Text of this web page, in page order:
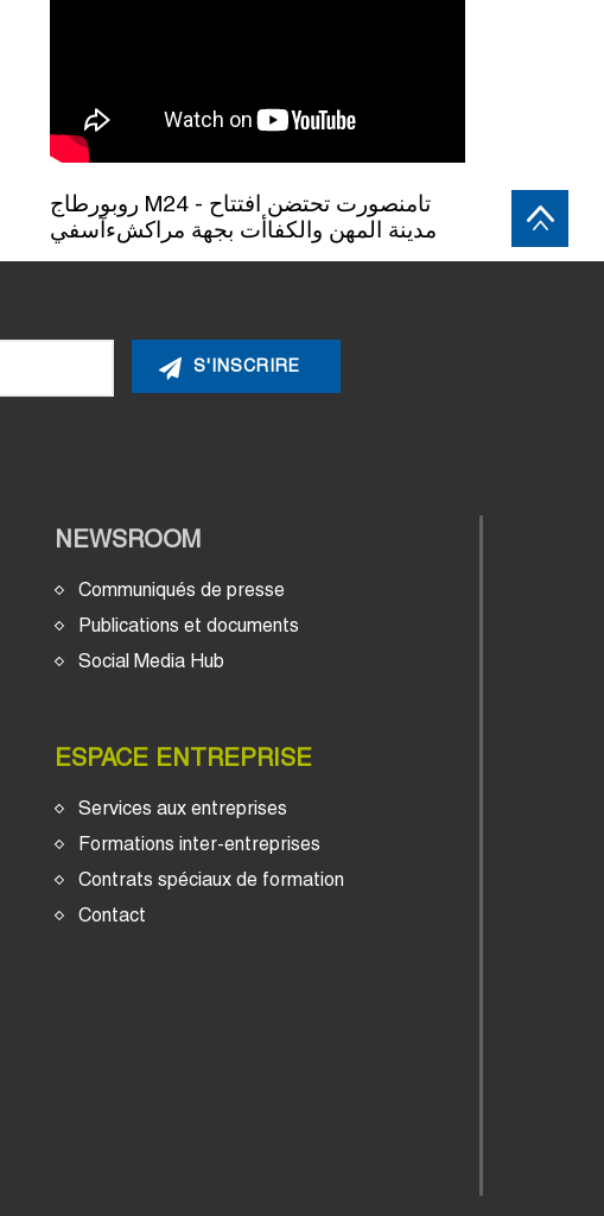
روبورطاج M24 - تامنصورت تحتضن افتتاح
مدينة المهن والكفاأت بجهة مراكشءآسفي
NEWSROOM
Communiqués de presse
Publications et documents
Social Media Hub
ESPACE ENTREPRISE
Services aux entreprises
Formations inter-entreprises
Contrats spéciaux de formation
Contact